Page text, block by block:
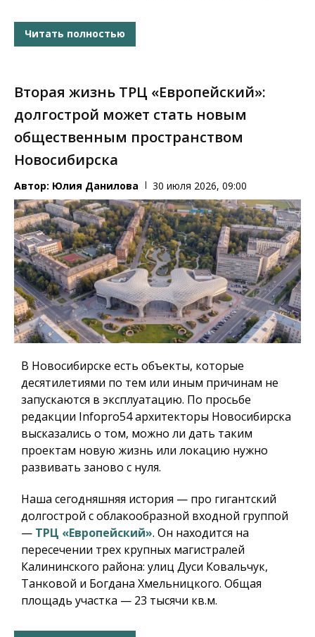
Читать полностью
Вторая жизнь ТРЦ «Европейский»:
долгострой может стать новым
общественным пространством
Новосибирска
Автор: Юлия Данилова 30 июля 2026, 09:00
В Новосибирске есть объекты, которые
десятилетиями по тем или иным причинам не
запускаются в эксплуатацию. По просьбе
редакции Infopro54 архитекторы Новосибирска
высказались о том, можно ли дать таким
проектам новую жизнь или локацию нужно
развивать заново с нуля.
Наша сегодняшняя история — про гигантский
долгострой с облакообразной входной группой
— ТРЦ «Европейский». Он находится на
пересечении трех крупных магистралей
Калининского района: улиц Дуси Ковальчук,
Танковой и Богдана Хмельницкого. Общая
площадь участка — 23 тысячи кв.м.